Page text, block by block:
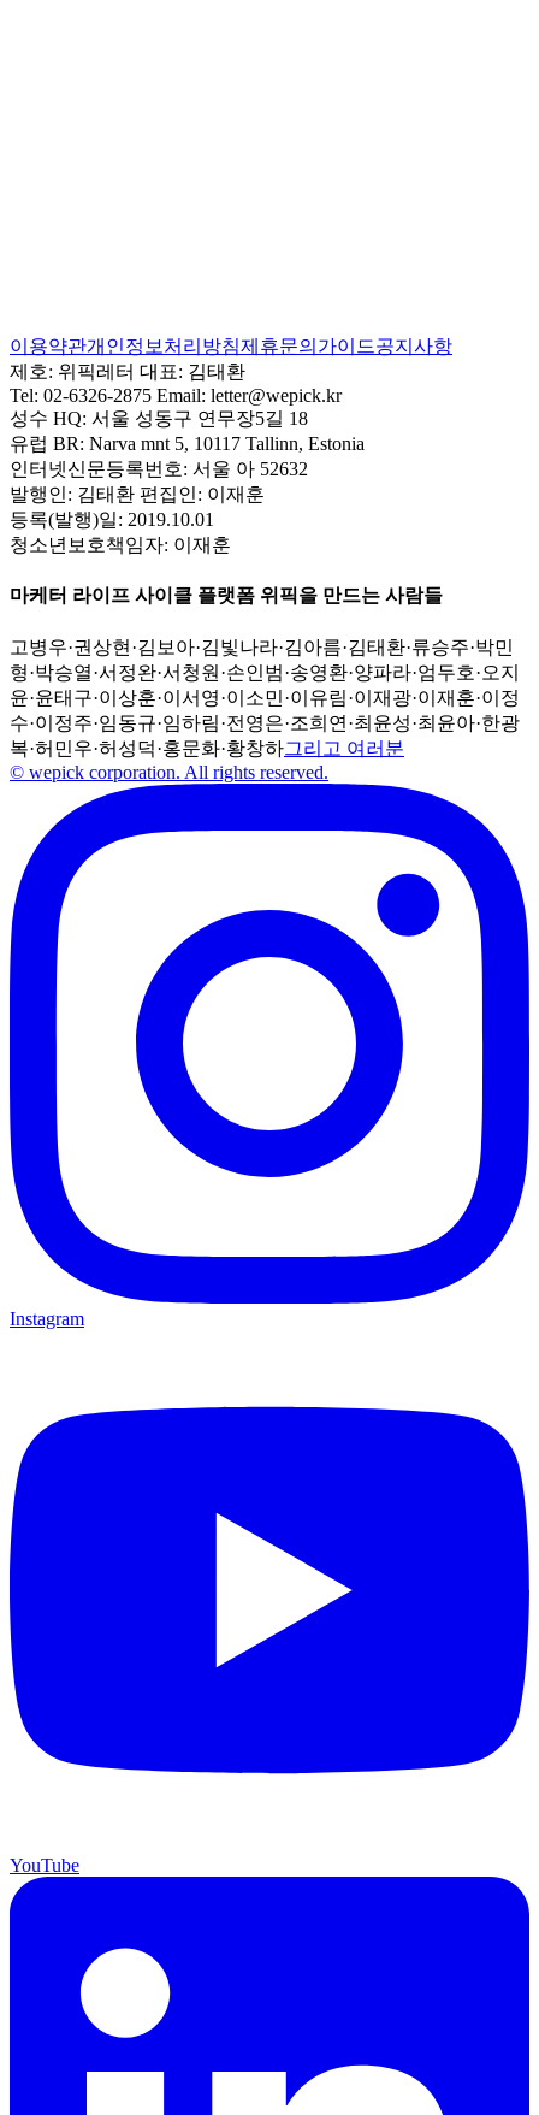
이용약관개인정보처리방침제휴문의 가이드공지사항
제호: 위픽레터 대표: 김태환
Tel: 02-6326-2875 Email: letter@wepick.kr
성수 HQ: 서울 성동구 연무장5길 18
유럽 BR: Narva mnt 5, 10117 Tallinn, Estonia
인터넷신문등록번호: 서울 아 52632
발행인: 김태환 편집인: 이재훈
등록(발행)일: 2019.10.01
청소년보호책임자: 이재훈
마케터 라이프 사이클 플랫폼 위픽을 만드는 사람들
고병우·권상현 ·김보아·김빛나라·김아름·김태환·류승주·박민
형·박승열·서정완·서청원 ·손인범·송영환·양파라·엄두호·오지
윤·윤태구·이상훈·이서영·이소민·이유림·이재광·이재훈·이정
수·이정주·임동규·임하림·전영은·조희연 ·최윤성·최윤아·한광
복·허민우·허성덕·홍문화·황창하그리고 여러분
© wepick corporation. All rights reserved.
Instagram
YouTube